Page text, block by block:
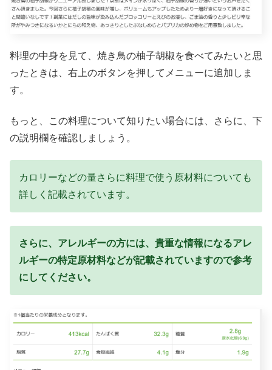
料理の中身を見て、焼き鳥の柚子胡椒を食べてみたいと思
ったときは、右上のボタンを押してメニューに追加しま
す。
もっと、この料理について知りたい場合には、さらに、下
の説明欄を確認しましょう。
カロリーなどの量さらに料理で使う原材料についても
詳しく記載されています。
さらに、アレルギーの方には、貴重な情報になるアレ
ルギーの特定原材料などが記載されていますので参考
にしてください。